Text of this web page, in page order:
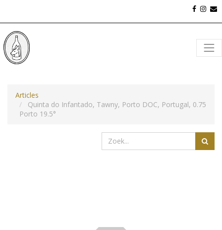
Articles
Quinta do Infantado, Tawny, Porto DOC, Portugal, 0.75
Porto 19.5°